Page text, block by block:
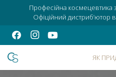
ЯК
Професійна космецевтика
Офіційний дистриб’ютор в